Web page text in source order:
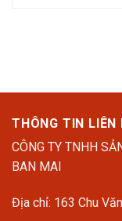
THÔNG TIN LIÊN
CÔNG TY TNHH
BAN MAI
Địa chỉ: 163 Chu